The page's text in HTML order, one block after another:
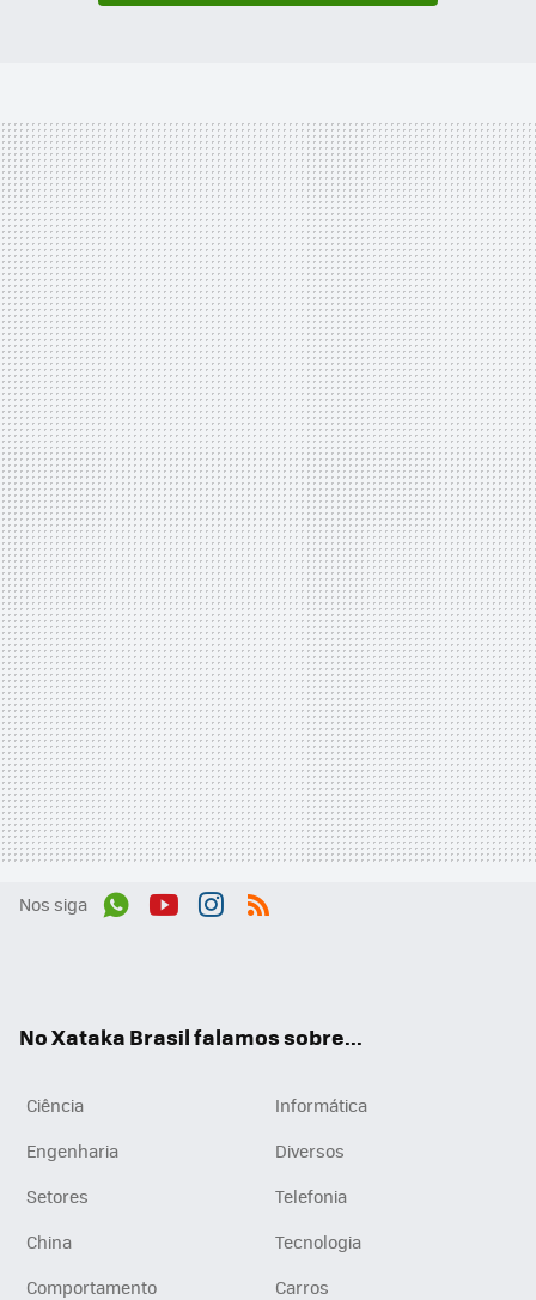
Nos siga
No Xataka Brasil falamos sobre...
Ciência
Informática
Engenharia
Diversos
Setores
Telefonia
China
Tecnologia
Comportamento
Carros